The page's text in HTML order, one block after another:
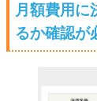
月額費用に
るか確認が